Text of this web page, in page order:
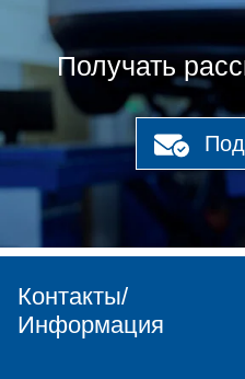
Получать
Контакты/
Информация